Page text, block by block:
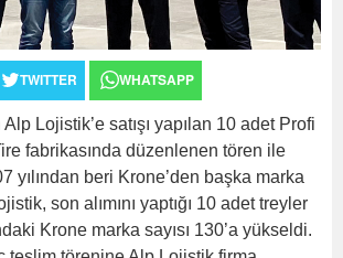
TWITTER WHATSAPP
Lojistik’e satışı yapılan 10 adet Profi
fabrikasında düzenlenen tören ile
yılından beri Krone’den başka marka
son alımını yaptığı 10 adet treyler
Krone marka sayısı 130’a yükseldi.